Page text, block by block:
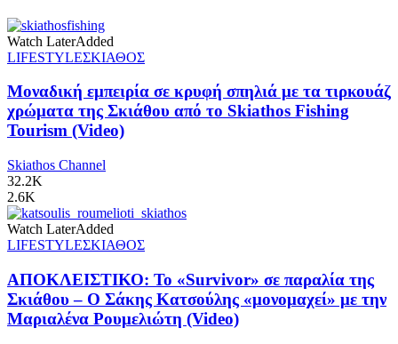
Watch LaterAdded
LIFESTYLEΣΚΙΑΘΟΣ
Μοναδική εμπειρία σε κρυφή σπηλιά με τα τιρκουάζ
χρώματα της Σκιάθου από το Skiathos Fishing
Tourism (Video)
Skiathos Channel
32.2K
2.6K
Watch LaterAdded
LIFESTYLEΣΚΙΑΘΟΣ
ΑΠΟΚΛΕΙΣΤΙΚΟ: Το «Survivor» σε παραλία της
Σκιάθου – Ο Σάκης Κατσούλης «μονομαχεί» με την
Μαριαλένα Ρουμελιώτη (Video)